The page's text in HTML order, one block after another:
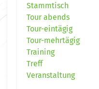
Stammtisch
Tour abends
Tour-eintägig
Tour-mehrtägig
Training
Treff
Veranstaltung